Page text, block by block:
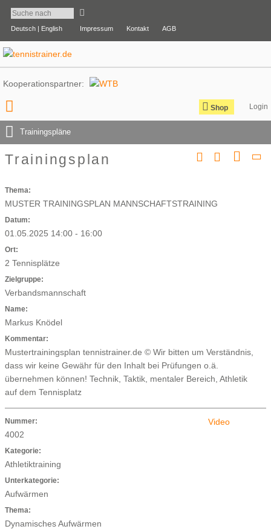
Deutsch | English Impressum Kontakt AGB
Kooperationspartner:
Shop
Trainingspläne
Trainingsplan
Thema:
MUSTER TRAININGSPLAN MANNSCHAFTSTRAINING
Datum:
01.05.2025 14:00 - 16:00
Ort:
2 Tennisplätze
Zielgruppe:
Verbandsmannschaft
Name:
Markus Knödel
Kommentar:
Mustertrainingsplan tennistrainer.de © Wir bitten um Verständnis,
dass wir keine Gewähr für den Inhalt bei Prüfungen o.ä.
übernehmen können! Technik, Taktik, mentaler Bereich, Athletik
auf dem Tennisplatz
Nummer:
4002
Kategorie:
Athletiktraining
Unterkategorie:
Aufwärmen
Thema:
Dynamisches Aufwärmen
Video